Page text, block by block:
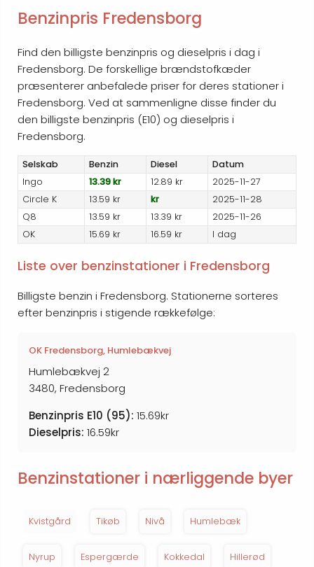
Benzinpris Fredensborg
Find den billigste benzinpris og dieselpris i dag i
Fredensborg. De forskellige brændstofkæder
præsenterer anbefalede priser for deres stationer i
Fredensborg. Ved at sammenligne disse finder du
den billigste benzinpris (E10) og dieselpris i
Fredensborg.
Selskab Benzin Diesel
Datum
Ingo
13.39 kr 12.89 kr
2025-11-27
Circle K
13.59 kr kr
2025-11-28
Q8
13.59 kr 13.39 kr
2025-11-26
OK
15.69 kr 16.59 kr I dag
Liste over benzinstationer i Fredensborg
Billigste benzin i Fredensborg. Stationerne sorteres
efter benzinpris i stigende rækkefølge:
OK Fredensborg, Humlebækvej
Humlebækvej 2
3480, Fredensborg
Benzinpris E10 (95): 15.69kr
Dieselpris: 16.59kr
Benzinstationer i nærliggende byer
Kvistgård Tikøb Nivå Humlebæk
Nyrup Espergærde Kokkedal Hillerød